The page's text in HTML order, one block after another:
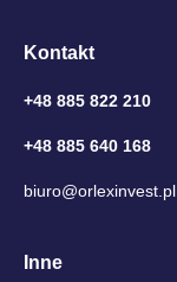
Kontakt
+48 885 822 210
+48 885 640 168
biuro@orlexinvest.pl
Inne